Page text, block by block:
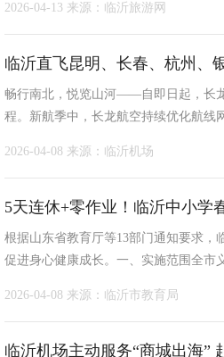
2026-04-13 来源：临沂旅游网
临沂直飞昆明、长春、杭州、
畅行南北，悦览山河——自即日起，长
程。新航季中，长龙航空持续优化航线
2026-04-08 来源：临沂机场
5天连休+零作业！临沂中小学
根据山东省教育厅等13部门通知要求
促进身心健康成长。一、实施范围全市
2026-04-08 来源：临沂市教育局
临沂机场主动服务“商城出海”